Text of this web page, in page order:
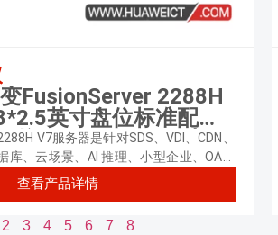
FusionServer 2288H
英寸盘位标准配置
牌4410Y 2.0GHz 十二
存丨无硬盘丨无Raid
源丨导轨丨三年质
V7服务器是针对SDS、VDI、CDN、
库、云场景、AI 推理、小型企业、OA、
求，推出的具有广泛用途的新一代2U2路
或电信业务应用及其它复杂工作负载。
查看产品详情
2 3 4 5 6 7 8